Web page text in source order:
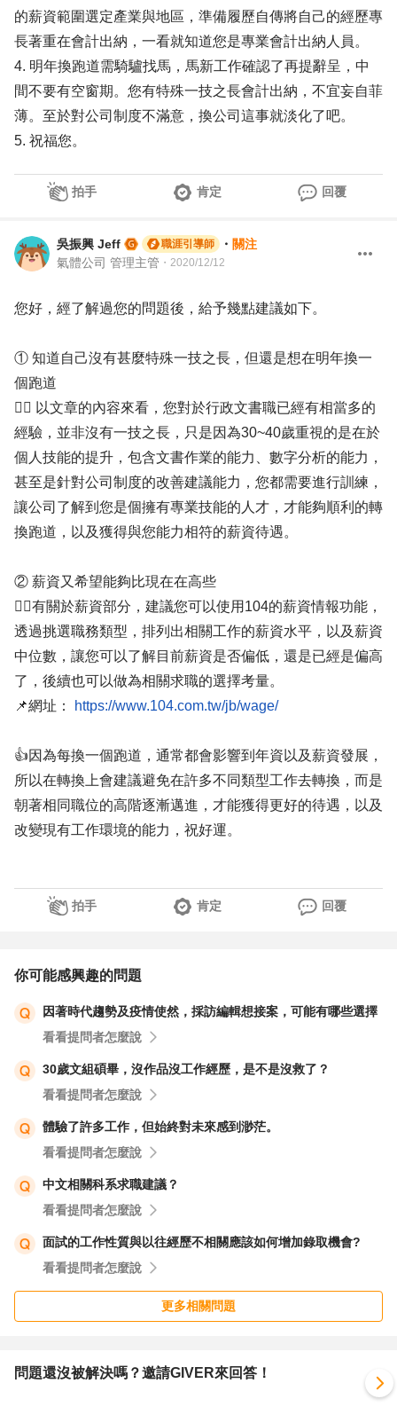
的薪資範圍選定產業與地區，準備履歷自傳將自己的經歷專
長著重在會計出納，一看就知道您是專業會計出納人員。
4. 明年換跑道需騎驢找馬，馬新工作確認了再提辭呈，中
間不要有空窗期。您有特殊一技之長會計出納，不宜妄自菲
薄。至於對公司制度不滿意，換公司這事就淡化了吧。
5. 祝福您。
拍手 肯定 回覆
吳振興 Jeff 職涯引導師 ・ 關注
氣體公司 管理主管 ・ 2020/12/12
您好，經了解過您的問題後，給予幾點建議如下。
① 知道自己沒有甚麼特殊一技之長，但還是想在明年換一
個跑道
✍🏻 以文章的內容來看，您對於行政文書職已經有相當多的
經驗，並非沒有一技之長，只是因為30~40歲重視的是在於
個人技能的提升，包含文書作業的能力、數字分析的能力，
甚至是針對公司制度的改善建議能力，您都需要進行訓練，
讓公司了解到您是個擁有專業技能的人才，才能夠順利的轉
換跑道，以及獲得與您能力相符的薪資待遇。
② 薪資又希望能夠比現在在高些
✍🏻有關於薪資部分，建議您可以使用104的薪資情報功能，
透過挑選職務類型，排列出相關工作的薪資水平，以及薪資
中位數，讓您可以了解目前薪資是否偏低，還是已經是偏高
了，後續也可以做為相關求職的選擇考量。
📌網址：
https://www.104.com.tw/jb/wage/
👍因為每換一個跑道，通常都會影響到年資以及薪資發展，
所以在轉換上會建議避免在許多不同類型工作去轉換，而是
朝著相同職位的高階逐漸邁進，才能獲得更好的待遇，以及
改變現有工作環境的能力，祝好運。
拍手 肯定 回覆
你可能感興趣的問題
因著時代趨勢及疫情使然，採訪編輯想接案，可能有哪些選擇
看看提問者怎麼說
30歲文組碩畢，沒作品沒工作經歷，是不是沒救了？
看看提問者怎麼說
體驗了許多工作，但始終對未來感到渺茫。
看看提問者怎麼說
中文相關科系求職建議？
看看提問者怎麼說
面試的工作性質與以往經歷不相關應該如何增加錄取機會?
看看提問者怎麼說
更多相關問題
問題還沒被解決嗎？邀請GIVER來回答！